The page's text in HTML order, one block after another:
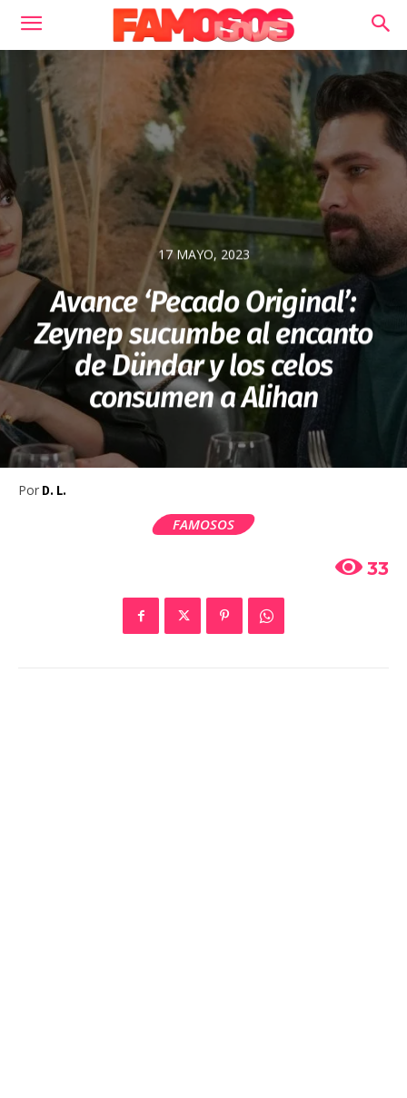
17 MAYO, 2023
Avance ‘Pecado Original’:
Zeynep sucumbe al encanto
de Dündar y los celos
consumen a Alihan
Por D. L.
FAMOSOS
33